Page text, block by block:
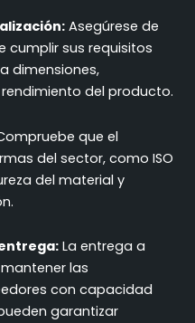
Asegúrese de
cumplir sus requisitos
dimensiones,
del producto.
que el
del sector, como ISO
del material y
La entrega a
las
con capacidad
garantizar